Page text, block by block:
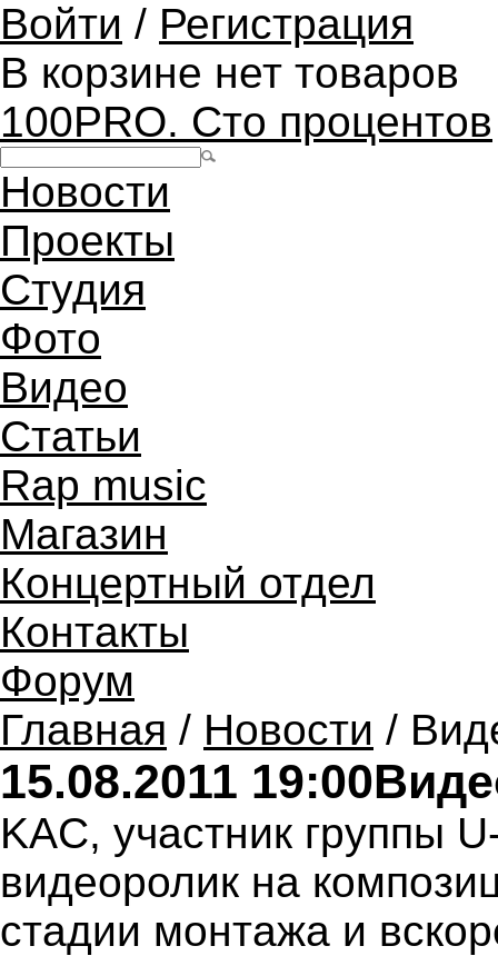
Войти / Регистрация
В корзине нет товаров
100PRO. Сто процентов
Новости
Проекты
Студия
Фото
Видео
Статьи
Rap music
Магазин
Концертный отдел
Контакты
Форум
Главная / Новости /
15.08.2011 19:00
KAC, участник группы
видеоролик на
стадии монтажа и